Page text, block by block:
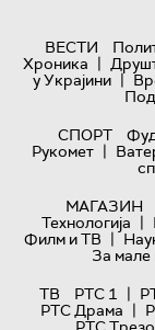
ВЕСТИ
Хроника |
у Украјини |
СПОРТ
Рукомет |
МАГАЗИН
Технологијa |
Филм и ТВ |
За мале
ТВ
РТС 1 |
РТС Драма |